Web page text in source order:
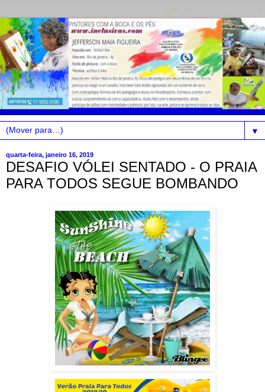
▼
quarta-feira, janeiro 16, 2019
DESAFIO VÓLEI SENTADO - O PRAIA
PARA TODOS SEGUE BOMBANDO